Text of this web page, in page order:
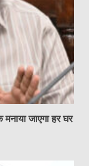
जाएगा हर घर